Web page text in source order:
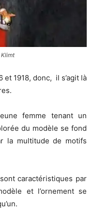
et 1918, donc, il s’agit là
femme tenant un
du modèle se fond
la multitude de motifs
caractéristiques par
et l’ornement se